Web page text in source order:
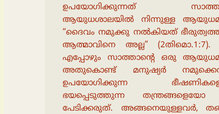
ഉപയോഗിക്കുന്നത്
ആയുധശാലയിൽ നിന്നുള്ള
“ദൈവം നമുക്കു നൽകിയത്
ആത്മാവിനെ അല്ല” (2തിമൊ.1:7).
എപ്പോഴും സാത്താൻ്റെ ഒരു
അതുകൊണ്ട് മനുഷ്യർ
ഉപയോഗിക്കുന്ന
ഭയപ്പെടുത്തുന്ന തന്ത്രങ്ങളെയോ
പേടിക്കരുത്. അങ്ങനെയുള്ളവർ,